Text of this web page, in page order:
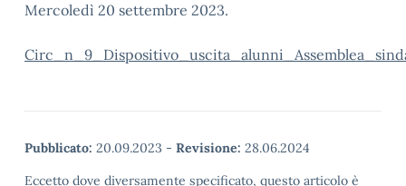
Mercoledì 20 settembre 2023.
Pubblicato: 20.09.2023 - Revisione: 28.06.2024
Eccetto dove diversamente specificato, questo articolo è